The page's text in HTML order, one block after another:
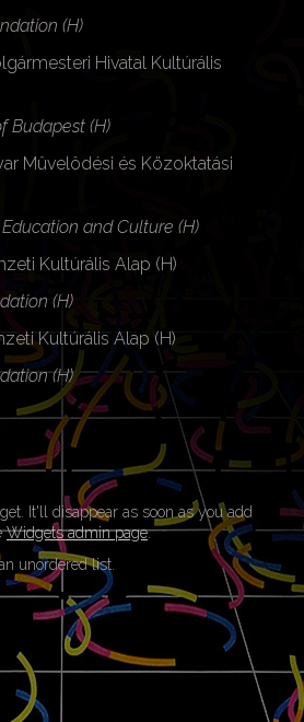
(H)
Hivatal Kultúrális
Budapest (H)
Mûvelôdési és Közoktatási
and Culture (H)
Kultúrális Alap (H)
(H)
Kultúrális Alap (H)
(H)
It'll disappear as soon as you add
Widgets admin page.
unordered list.